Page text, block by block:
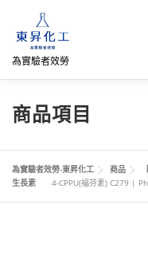
為實驗者效勞
首頁 關於我們
網路商店 直購專區
商品項目
為實驗者效勞-東昇化工 商品
生長素
4-CPPU(福芬素) C279 |